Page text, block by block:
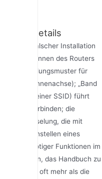
aus falscher Installation
die Antennen des Routers
Strahlungsmuster für
zur Antennenachse); „Band
unter einer SSID) führt
Band verbinden; die
Verschlüsselung, die mit
das Einstellen eines
unnötiger Funktionen im
zu nehmen, das Handbuch zu
löst oft mehr als die